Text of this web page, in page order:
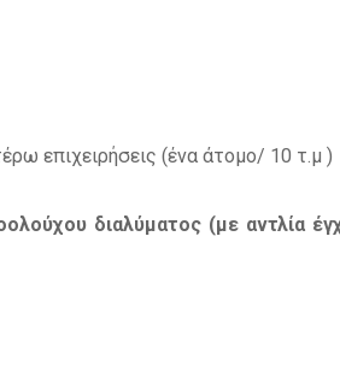
επιχειρήσεις (ένα άτομο/ 10 τ.μ )
διαλύματος (με αντλία